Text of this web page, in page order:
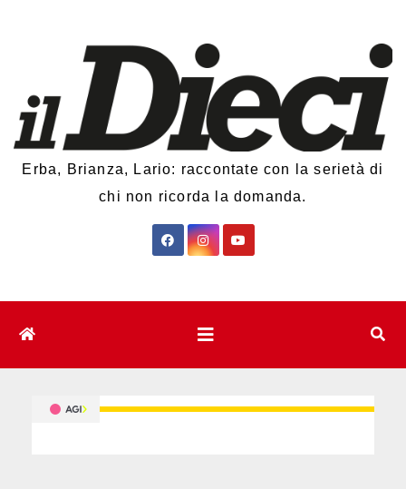
Erba, Brianza, Lario: raccontate con la serietà di
chi non ricorda la domanda.